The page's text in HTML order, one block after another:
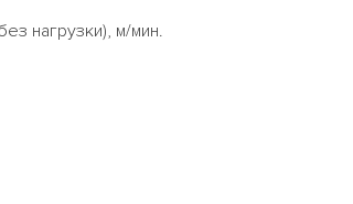
нагрузки), м/мин.